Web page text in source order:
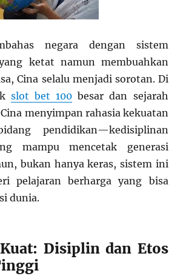
negara dengan sistem
ketat namun membuahkan
Cina selalu menjadi sorotan. Di
slot bet 100 besar dan sejarah
menyimpan rahasia kekuatan
pendidikan—kedisiplinan
mampu mencetak generasi
bukan hanya keras, sistem ini
pelajaran berharga yang bisa
dunia.
Disiplin dan Etos